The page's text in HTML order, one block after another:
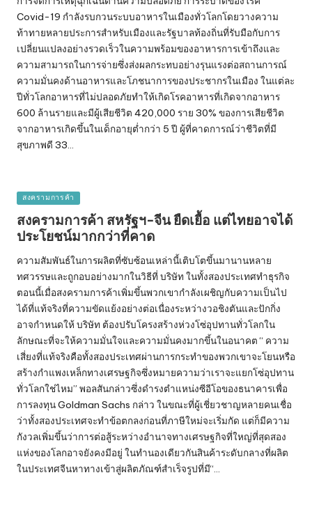
Covid-19 กำลังรบกวนระบบอาหารในเมืองทั่วโลกโดยวางความ
ท้าทายหลายประการสำหรับเมืองและรัฐบาลท้องถิ่นที่รับมือกับการ
เปลี่ยนแปลงอย่างรวดเร็วในความพร้อมของอาหารการเข้าถึงและ
ความสามารถในการจ่ายซึ่งส่งผลกระทบอย่างรุนแรงต่อสถานการณ์
ความมั่นคงด้านอาหารและโภชนาการของประชากรในเมือง ในแต่ละ
ปีทั่วโลกอาหารที่ไม่ปลอดภัยทำให้เกิดโรคอาหารที่เกิดจากอาหาร
600 ล้านรายและมีผู้เสียชีวิต 420,000 ราย 30% ของการเสียชีวิต
จากอาหารเกิดขึ้นในเด็กอายุต่ำกว่า 5 ปี ผู้ที่คาดการณ์ว่าชีวิตที่มี
สุขภาพดี 33…
Posted
สงครามการค้า
สงครามการค้า สหรัฐฯ-จีน ยืดเยื้อ แต่ไทยอาจได้
ประโยชน์มากกว่าที่คาด
ความสัมพันธ์ในการผลิตที่ซับซ้อนเหล่านี้เติบโตขึ้นมานานหลาย
ทศวรรษและถูกอบอย่างมากในวิธีที่ บริษัท ในทั้งสองประเทศทำธุรกิจ
ตอนนี้เมื่อสงครามการค้าเพิ่มขึ้นพวกเขากำลังเผชิญกับความเป็นไป
ได้ที่แท้จริงที่ความขัดแย้งอย่างต่อเนื่องระหว่างวอชิงตันและปักกิ่ง
อาจกำหนดให้ บริษัท ต้องปรับโครงสร้างห่วงโซ่อุปทานทั่วโลกใน
ลักษณะที่จะให้ความมั่นใจและความมั่นคงมากขึ้นในอนาคต “ ความ
เสี่ยงที่แท้จริงคือทั้งสองประเทศผ่านการกระทำของพวกเขาจะโยนหรือ
สร้างกำแพงเหล็กทางเศรษฐกิจซึ่งหมายความว่าเราจะแยกโซ่อุปทาน
ทั่วโลกใช่ไหม” พอลสันกล่าวซึ่งดำรงตำแหน่งซีอีโอของธนาคารเพื่อ
การลงทุน Goldman Sachs กล่าว ในขณะที่ผู้เชี่ยวชาญหลายคนเชื่อ
ว่าทั้งสองประเทศจะทำข้อตกลงก่อนที่ภาษีใหม่จะเริ่มกัด แต่ก็มีความ
กังวลเพิ่มขึ้นว่าการต่อสู้ระหว่างอำนาจทางเศรษฐกิจที่ใหญ่ที่สุดสอง
แห่งของโลกอาจยังคงมีอยู่ ในทำนองเดียวกันสินค้าระดับกลางที่ผลิต
ในประเทศจีนหาทางเข้าสู่ผลิตภัณฑ์สำเร็จรูปที่มี“…